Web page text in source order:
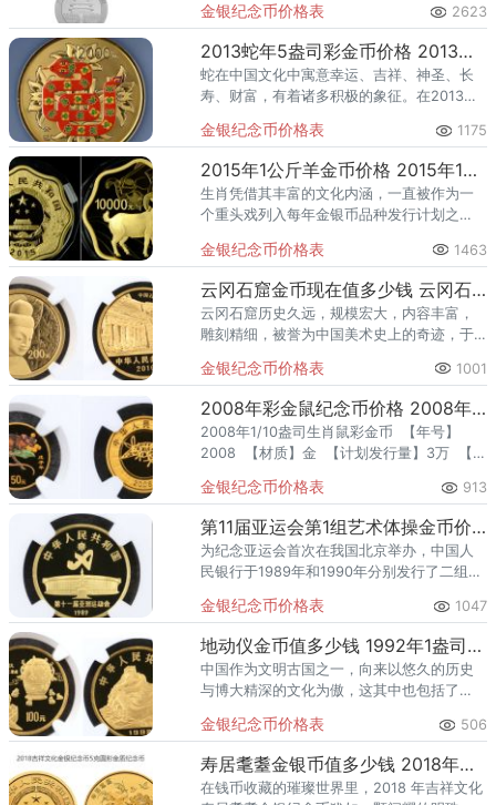
做好心理准备。
金银纪念币价格表 2623
2013蛇年5盎司彩金币价格 2013蛇年5盎司彩金币最新价格
蛇在中国文化中寓意幸运、吉祥、神圣、长
寿、财富，有着诸多积极的象征。在2013年
行了一套有关于蛇题材的金银纪念币一套
——2013中国癸巳
金银纪念币价格表 1175
2015年1公斤羊金币价格 2015年1公斤羊金币现值价格
生肖凭借其丰富的文化内涵，一直被作为一
个重头戏列入每年金银币品种发行计划之
扇形、梅花形、方形、本色金银币、彩色金
银币之分，其中彩币品种更是
金银纪念币价格表 1463
云冈石窟金币现在值多少钱 云冈石窟金币市场价格
云冈石窟历史久远，规模宏大，内容丰富，
雕刻精细，被誉为中国美术史上的奇迹，于
术是一种宗教文化，取材于佛教故事，兴于
魏晋，盛于隋唐。中国人
金银纪念币价格表 1001
2008年彩金鼠纪念币价格 2008年彩金鼠纪念币最新价格
2008年1/10盎司生肖鼠彩金币 【年号】
2008 【材质】金 【计划发行量】3万 【重
金银纪念币价格表 913
第11届亚运会第1组艺术体操金币价格 1989亚运会艺术体操金币最新价格
为纪念亚运会首次在我国北京举办，中国人
民银行于1989年和1990年分别发行了二组第
爱好者和体育界人士的喜爱。 1989年发行第
十
金银纪念币价格表 1047
地动仪金币值多少钱 1992年1盎司地动仪金币价格
中国作为文明古国之一，向来以悠久的历史
与博大精深的文化为傲，这其中也包括了
改变了全世界的科学成就。为了铭记先人的
这些伟大创造与贡献，我国自
金银纪念币价格表 506
寿居耄耋金银币值多少钱 2018年吉祥文化寿居耄耋金银纪念币价格
在钱币收藏的璀璨世界里，2018 年吉祥文化